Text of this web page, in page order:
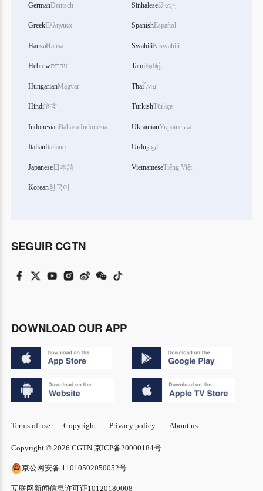
GermanDeutsch
GreekΕλληνικά
HausaHausa
Hebrewעברית
HungarianMagyar
Hindiहिन्दी
IndonesianBahasa Indonesia
ItalianItaliano
Japanese日本語
Korean한국어
Sinhaleseසිංහල
SpanishEspañol
SwahiliKiswahili
Tamilதமிழ்
Thaiไทย
TurkishTürkçe
UkrainianУкраїнська
Urduاردو
VietnameseTiếng Việt
SEGUIR CGTN
DOWNLOAD OUR APP
Terms of use Copyright Privacy policy About us
Copyright © 2026 CGTN. 京ICP备20000184号
京公网安备 11010502050052号
互联网新闻信息许可证10120180008